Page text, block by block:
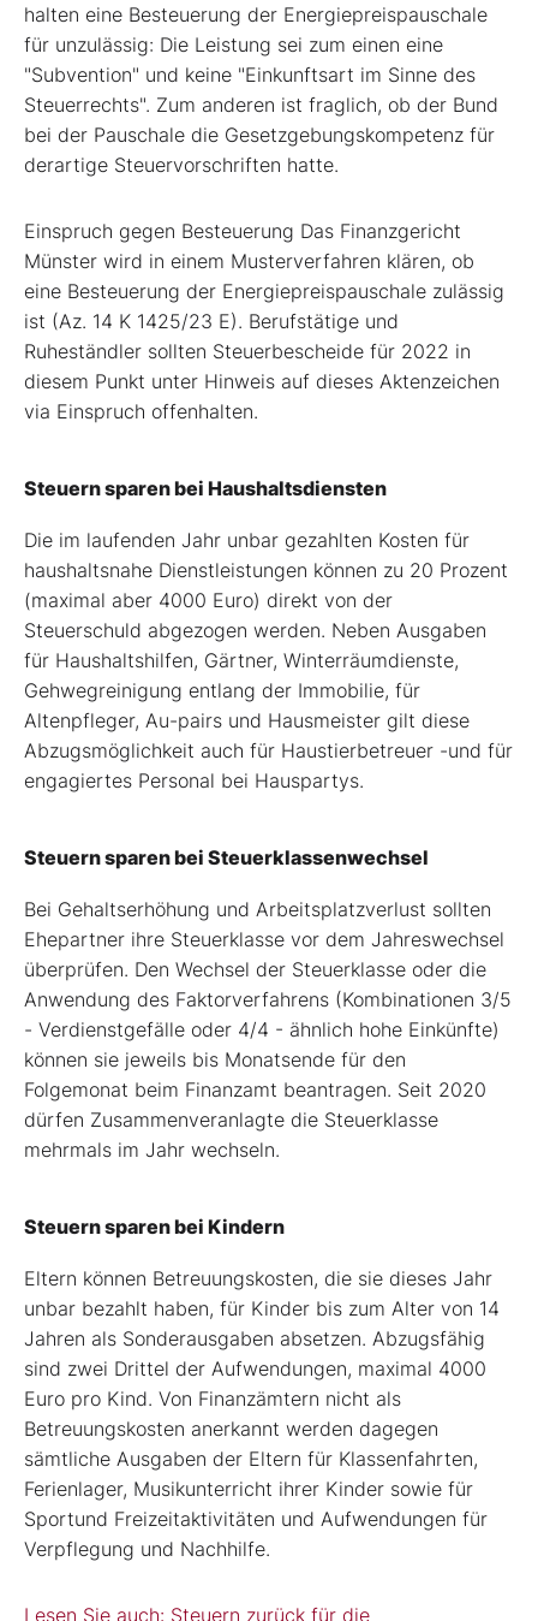
halten eine Besteuerung der Energiepreispauschale
für unzulässig: Die Leistung sei zum einen eine
"Subvention" und keine "Einkunftsart im Sinne des
Steuerrechts". Zum anderen ist fraglich, ob der Bund
bei der Pauschale die Gesetzgebungskompetenz für
derartige Steuervorschriften hatte.
Einspruch gegen Besteuerung Das Finanzgericht
Münster wird in einem Musterverfahren klären, ob
eine Besteuerung der Energiepreispauschale zulässig
ist (Az. 14 K 1425/23 E). Berufstätige und
Ruheständler sollten Steuerbescheide für 2022 in
diesem Punkt unter Hinweis auf dieses Aktenzeichen
via Einspruch offenhalten.
Steuern sparen bei Haushaltsdiensten
Die im laufenden Jahr unbar gezahlten Kosten für
haushaltsnahe Dienstleistungen können zu 20 Prozent
(maximal aber 4000 Euro) direkt von der
Steuerschuld abgezogen werden. Neben Ausgaben
für Haushaltshilfen, Gärtner, Winterräumdienste,
Gehwegreinigung entlang der Immobilie, für
Altenpfleger, Au-pairs und Hausmeister gilt diese
Abzugsmöglichkeit auch für Haustierbetreuer -und für
engagiertes Personal bei Hauspartys.
Steuern sparen bei Steuerklassenwechsel
Bei Gehaltserhöhung und Arbeitsplatzverlust sollten
Ehepartner ihre Steuerklasse vor dem Jahreswechsel
überprüfen. Den Wechsel der Steuerklasse oder die
Anwendung des Faktorverfahrens (Kombinationen 3/5
- Verdienstgefälle oder 4/4 - ähnlich hohe Einkünfte)
können sie jeweils bis Monatsende für den
Folgemonat beim Finanzamt beantragen. Seit 2020
dürfen Zusammenveranlagte die Steuerklasse
mehrmals im Jahr wechseln.
Steuern sparen bei Kindern
Eltern können Betreuungskosten, die sie dieses Jahr
unbar bezahlt haben, für Kinder bis zum Alter von 14
Jahren als Sonderausgaben absetzen. Abzugsfähig
sind zwei Drittel der Aufwendungen, maximal 4000
Euro pro Kind. Von Finanzämtern nicht als
Betreuungskosten anerkannt werden dagegen
sämtliche Ausgaben der Eltern für Klassenfahrten,
Ferienlager, Musikunterricht ihrer Kinder sowie für
Sportund Freizeitaktivitäten und Aufwendungen für
Verpflegung und Nachhilfe.
Lesen Sie auch: Steuern zurück für die